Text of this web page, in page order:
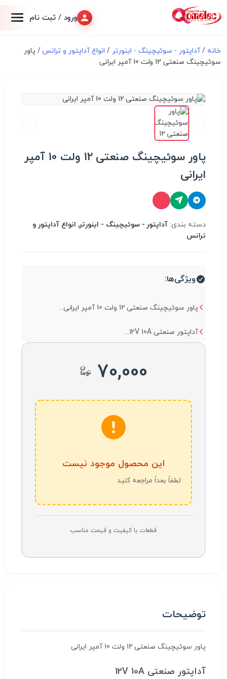
ورود / ثبت نام
خانه /آداپتور - سوئیچینگ - اینورتر / انواع آداپتور و ترانس/ پاور
سوئیچینگ صنعتی 12 ولت 10 آمپر ایرانی
پاور سوئیچینگ صنعتی 12 ولت 10 آمپر
ایرانی
دسته بندی: آداپتور - سوئیچینگ - اینورتر, انواع آداپتور و
ترانس
ویژگی‌ها:
پاور سوئیچینگ صنعتی 12 ولت 10 آمپر ایرانی...
آداپتور صنعتی ۱۲V 10A...
70,000
این محصول موجود نیست
لطفاً بعداً مراجعه کنید
قطعات با کیفیت و قیمت مناسب
توضیحات
پاور سوئیچینگ صنعتی 12 ولت 10 آمپر ایرانی
آداپتور صنعتی ۱۲V 10A